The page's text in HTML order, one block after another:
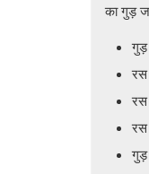
का गुड़
गुड़
रस
रस
रस
गुड़